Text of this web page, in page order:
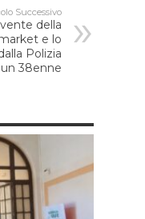
Successivo
della
e lo
Polizia
38enne